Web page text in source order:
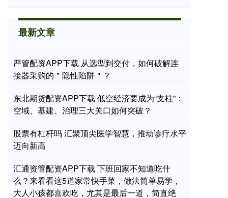
最新文章
严管配资APP下载 从选型到交付，如何破解连
接器采购的＂隐性陷阱＂？
东北期货配资APP下载 低空经济要成为“支柱”：
空域、基建、治理三大关口如何突破？
股票有杠杆吗 汇聚顶尖医学智慧，推动诊疗水平
迈向新高
汇通资管配资APP下载 下班回家不知道吃什
么？来看看这5道家常快手菜，做法简单易学，
大人小孩都喜欢吃，尤其是最后一道，简直绝